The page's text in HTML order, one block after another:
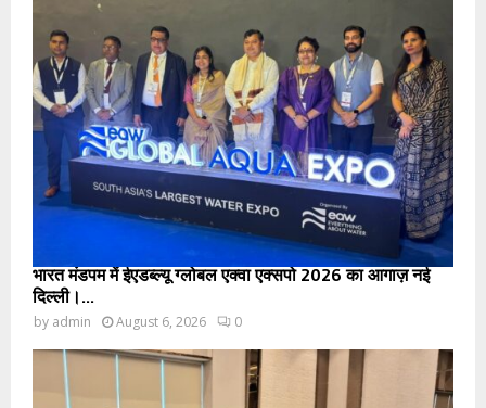
भारत मंडपम में ईएडब्ल्यू ग्लोबल एक्वा एक्सपो 2026 का आगाज़ नई
दिल्ली।...
by admin August 6, 2026 0